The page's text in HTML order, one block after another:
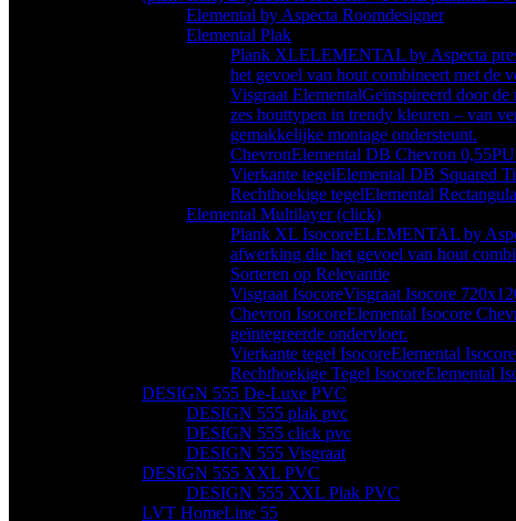
Elemental by Aspecta Roomdesigner
Elemental Plak
Plank XLELEMENTAL by Aspecta
het gevoel van hout combineert met de
Visgraat ElementalGeïnspireerd door
zes houttypen in trendy kleuren – van
gemakkelijke montage ondersteunt.
ChevronElemental DB Chevron
Vierkante tegelElemental DB Squared
Rechthoekige tegelElemental
Elemental Multilayer (click)
Plank XL IsocoreELEMENTAL by
afwerking die het gevoel van hout
Sorteren op Relevantie
Visgraat IsocoreVisgraat Isocore
Chevron IsocoreElemental Isocore
geïntegreerde ondervloer.
Vierkante tegel IsocoreElemental
Rechthoekige Tegel IsocoreElemental
DESIGN 555 De-Luxe PVC
DESIGN 555 plak pvc
DESIGN 555 click pvc
DESIGN 555 Visgraat
DESIGN 555 XXL PVC
DESIGN 555 XXL Plak PVC
LVT HomeLine 55